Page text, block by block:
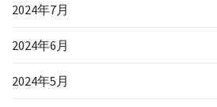
2024年7月
2024年6月
2024年5月